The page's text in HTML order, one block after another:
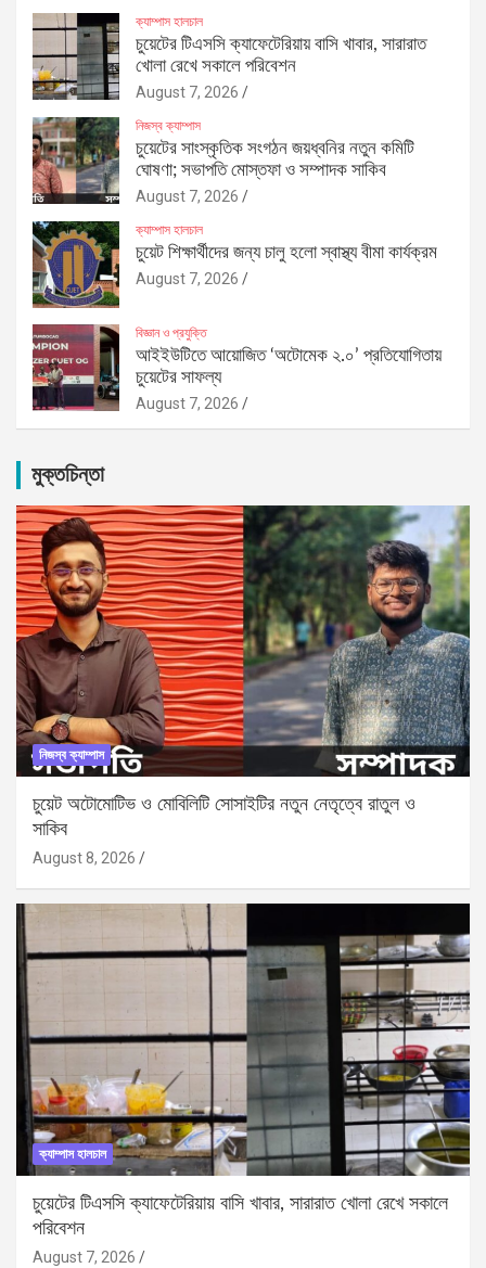
ক্যাম্পাস হালচাল
চুয়েটের টিএসসি ক্যাফেটেরিয়ায় বাসি খাবার, সারারাত
খোলা রেখে সকালে পরিবেশন
August 7, 2026
নিজস্ব ক্যাম্পাস
চুয়েটের সাংস্কৃতিক সংগঠন জয়ধ্বনির নতুন কমিটি
ঘোষণা; সভাপতি মোস্তফা ও সম্পাদক সাকিব
August 7, 2026
ক্যাম্পাস হালচাল
চুয়েট শিক্ষার্থীদের জন্য চালু হলো স্বাস্থ্য বীমা কার্যক্রম
August 7, 2026
বিজ্ঞান ও প্রযুক্তি
আইইউটিতে আয়োজিত ‘অটোমেক ২.০’ প্রতিযোগিতায়
চুয়েটের সাফল্য
August 7, 2026
মুক্তচিন্তা
নিজস্ব ক্যাম্পাস
চুয়েট অটোমোটিভ ও মোবিলিটি সোসাইটির নতুন নেতৃত্বে রাতুল ও
সাকিব
August 8, 2026
ক্যাম্পাস হালচাল
চুয়েটের টিএসসি ক্যাফেটেরিয়ায় বাসি খাবার, সারারাত খোলা রেখে সকালে
পরিবেশন
August 7, 2026